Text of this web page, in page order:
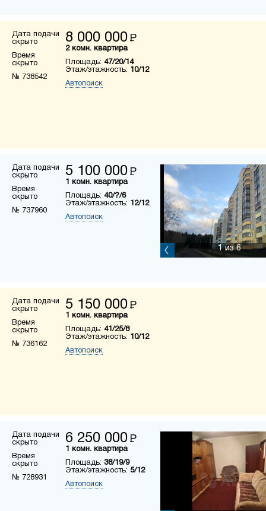
Дата подачи
скрыто
Время
скрыто
№ 738542
8 000 000 Р
2 комн. квартира
Площадь: 47/20/14
Этаж/этажность: 10/12
Автопоиск
Дата подачи
скрыто
Время
скрыто
№ 737960
5 100 000 Р
1 комн. квартира
Площадь: 40/?/6
Этаж/этажность: 12/12
Автопоиск
1из 6
Дата подачи
скрыто
Время
скрыто
№ 736162
5 150 000 Р
1 комн. квартира
Площадь: 41/25/8
Этаж/этажность: 10/12
Автопоиск
Дата подачи
скрыто
Время
скрыто
№ 728931
6 250 000 Р
1 комн. квартира
Площадь: 38/19/9
Этаж/этажность: 5/12
Автопоиск